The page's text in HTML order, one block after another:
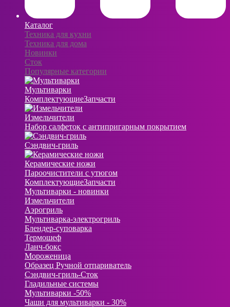
Каталог
Техника для кухни
Техника для дома
Новинки
Сток
Популярные категории
Мультиварки
КомплектующиеЗапчасти
Измельчители
Набор салфеток с антипригарным покрытием
Сэндвич-гриль
Керамические ножи
Пароочистители с утюгом
КомплектующиеЗапчасти
Мультиварки - новинки
Измельчители
Аэрогриль
Мультиварка-электрогриль
Блендер-суповарка
Термошеф
Ланч-бокс
Мороженица
Образец Ручной отпариватель
Сэндвич-гриль-Сток
Гладильные системы
Мультиварки -50%
Чаши для мультиварки - 30%